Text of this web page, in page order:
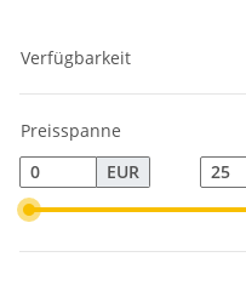
Verfügbarkeit
Preisspanne
EUR